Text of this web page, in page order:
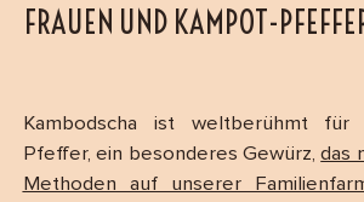
FRAUEN UND KAMPOT-
Kambodscha ist weltberühmt für
Pfeffer, ein besonderes Gewürz,das
Methoden auf unserer